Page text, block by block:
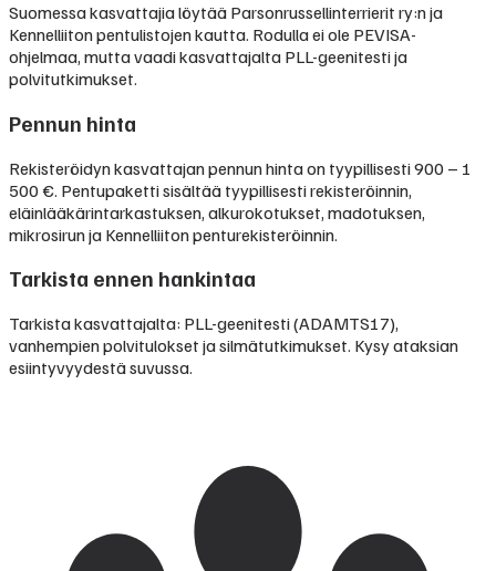
Suomessa kasvattajia löytää Parsonrussellinterrierit ry:n ja
Kennelliiton pentulistojen kautta. Rodulla ei ole PEVISA-
ohjelmaa, mutta vaadi kasvattajalta PLL-geenitesti ja
polvitutkimukset.
Pennun hinta
Rekisteröidyn kasvattajan pennun hinta on tyypillisesti900 – 1
500 €. Pentupaketti sisältää tyypillisesti rekisteröinnin,
eläinlääkärintarkastuksen, alkurokotukset, madotuksen,
mikrosirun ja Kennelliiton penturekisteröinnin.
Tarkista ennen hankintaa
Tarkista kasvattajalta: PLL-geenitesti (ADAMTS17),
vanhempien polvitulokset ja silmätutkimukset. Kysy ataksian
esiintyvyydestä suvussa.